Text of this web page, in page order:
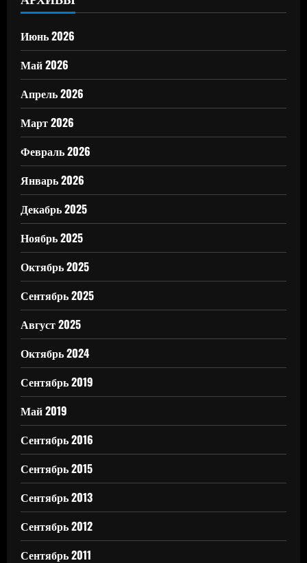
Июнь 2026
Май 2026
Апрель 2026
Март 2026
Февраль 2026
Январь 2026
Декабрь 2025
Ноябрь 2025
Октябрь 2025
Сентябрь 2025
Август 2025
Октябрь 2024
Сентябрь 2019
Май 2019
Сентябрь 2016
Сентябрь 2015
Сентябрь 2013
Сентябрь 2012
Сентябрь 2011